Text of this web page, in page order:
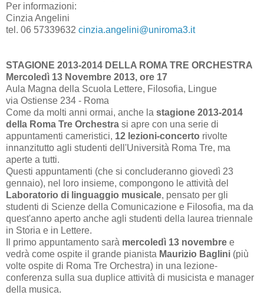
Per informazioni:
Cinzia Angelini
tel. 06 57339632 cinzia.angelini@uniroma3.it
STAGIONE 2013-2014 DELLA ROMA TRE ORCHESTRA
Mercoledì 13 Novembre 2013, ore 17
Aula Magna della Scuola Lettere, Filosofia, Lingue
via Ostiense 234 - Roma
Come da molti anni ormai, anche la stagione 2013-2014
della Roma Tre Orchestra si apre con una serie di
appuntamenti cameristici, 12 lezioni-concerto rivolte
innanzitutto agli studenti dell'Università Roma Tre, ma
aperte a tutti.
Questi appuntamenti (che si concluderanno giovedì 23
gennaio), nel loro insieme, compongono le attività del
Laboratorio di linguaggio musicale, pensato per gli
studenti di Scienze della Comunicazione e Filosofia, ma da
quest'anno aperto anche agli studenti della laurea triennale
in Storia e in Lettere.
Il primo appuntamento sarà mercoledì 13 novembre e
vedrà come ospite il grande pianista Maurizio Baglini (più
volte ospite di Roma Tre Orchestra) in una lezione-
conferenza sulla sua duplice attività di musicista e manager
della musica.